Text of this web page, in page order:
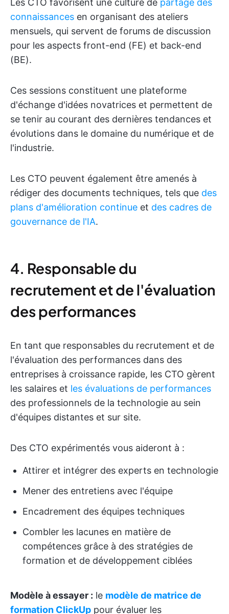
connaissances en organisant des ateliers
mensuels, qui servent de forums de discussion
pour les aspects front-end (FE) et back-end
(BE).
Ces sessions constituent une plateforme
d'échange d'idées novatrices et permettent de
se tenir au courant des dernières tendances et
évolutions dans le domaine du numérique et de
l'industrie.
Les CTO peuvent également être amenés à
rédiger des documents techniques, tels que des
plans d'amélioration continue et des cadres de
gouvernance de l'IA.
4. Responsable du
recrutement et de l'évaluation
des performances
En tant que responsables du recrutement et de
l'évaluation des performances dans des
entreprises à croissance rapide, les CTO gèrent
les salaires et les évaluations de performances
des professionnels de la technologie au sein
d'équipes distantes et sur site.
Des CTO expérimentés vous aideront à :
Attirer et intégrer des experts en technologie
Mener des entretiens avec l'équipe
Encadrement des équipes techniques
Combler les lacunes en matière de
compétences grâce à des stratégies de
formation et de développement ciblées
Modèle à essayer : le modèle de matrice de
formation ClickUp pour évaluer les